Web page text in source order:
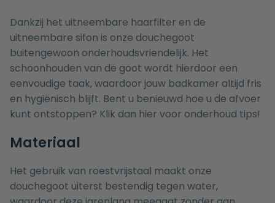
Dankzij het uitneembare haarfilter en de
uitneembare sifon is onze douchegoot
buitengewoon onderhoudsvriendelijk. Het
schoonhouden van de goot wordt hierdoor een
eenvoudige taak, waardoor jouw badkamer altijd fris
en hygiënisch blijft. Bent u benieuwd hoe u de afvoer
kunt ontstoppen? Klik dan hier voor onderhoud tips!
Materiaal
Het gebruik van roestvrijstaal maakt onze
douchegoot uiterst bestendig tegen water,